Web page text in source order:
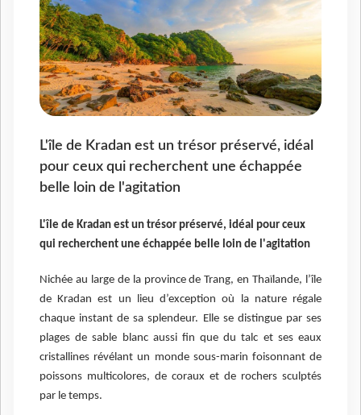
L'île de Kradan est un trésor préservé, idéal
pour ceux qui recherchent une échappée
belle loin de l'agitation
L'île de Kradan est un trésor préservé, idéal pour ceux
qui recherchent une échappée belle loin de l'agitation
Nichée au large de la province de Trang, en Thaïlande, l’île
de Kradan est un lieu d’exception où la nature régale
chaque instant de sa splendeur. Elle se distingue par ses
plages de sable blanc aussi fin que du talc et ses eaux
cristallines révélant un monde sous-marin foisonnant de
poissons multicolores, de coraux et de rochers sculptés
par le temps.